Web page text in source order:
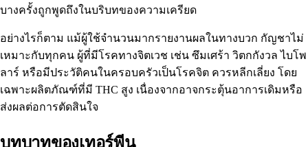
บางครั้งถูกพูดถึงในบริบทของความเครียด
อย่างไรก็ตาม แม้ผู้ใช้จำนวนมากรายงานผลในทางบวก กัญชาไม่
เหมาะกับทุกคน ผู้ที่มีโรคทางจิตเวช เช่น ซึมเศร้า วิตกกังวล ไบโพ
ลาร์ หรือมีประวัติคนในครอบครัวเป็นโรคจิต ควรหลีกเลี่ยง โดย
เฉพาะผลิตภัณฑ์ที่มี THC สูง เนื่องจากอาจกระตุ้นอาการเดิมหรือ
ส่งผลต่อการตัดสินใจ
บทบาทของเทอร์พีน